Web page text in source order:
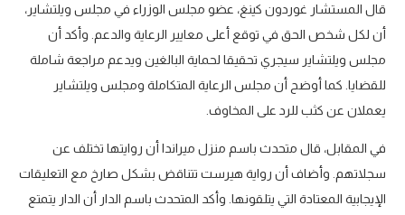
قال المستشار غوردون كينغ، عضو مجلس الوزراء في مجلس ويلتشاير،
أن لكل شخص الحق في توقع أعلى معايير الرعاية والدعم. وأكد أن
مجلس ويلتشاير سيجري تحقيقا لحماية البالغين ويدعم مراجعة شاملة
للقضايا. كما أوضح أن مجلس الرعاية المتكاملة ومجلس ويلتشاير
يعملان عن كثب للرد على المخاوف.
في المقابل، قال متحدث باسم منزل ميراندا أن روايتها تختلف عن
سجلاتهم. وأضاف أن رواية هيرست تتناقض بشكل صارخ مع التعليقات
الإيجابية المعتادة التي يتلقونها. وأكد المتحدث باسم الدار أن الدار يتمتع